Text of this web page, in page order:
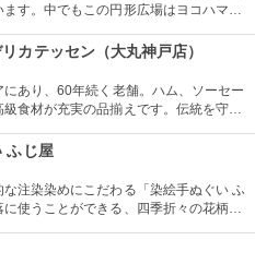
す。中でもこの円形広場はヨコハマ大
子供も大人も釘付けです！
カテッセン（大丸神戸店）
にあり、60年続く老舗。ハム、ソーセー
食材が充実の品揃えです。伝統を守り
ンドイッチを食べることもできます。
ふじ屋
注染染めにこだわる「染絵手ぬぐい ふ
使うことができる、四季折々の花柄や
ます。